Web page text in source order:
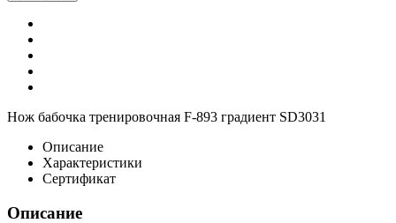
Нож бабочка тренировочная F-893 градиент SD3031
Описание
Характеристики
Сертификат
Описание